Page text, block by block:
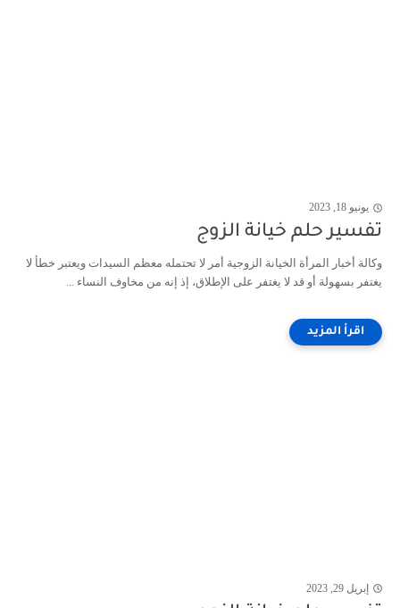
يونيو 18, 2023
تفسير حلم خيانة الزوج
وكالة أخبار المرأة الخيانة الزوجية أمر لا تحتمله معظم السيدات ويعتبر خطأ لا
يغتفر بسهولة أو قد لا يغتفر على الإطلاق، إذ إنه من مخاوف النساء ...
إبريل 29, 2023